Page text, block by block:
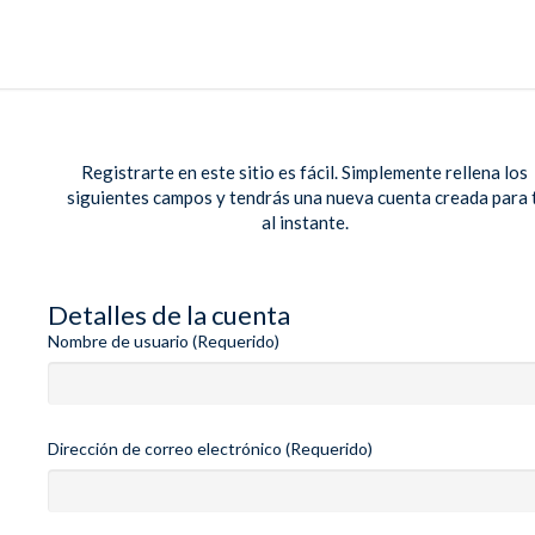
Registrarte en este sitio es fácil. Simplemente rellena los
siguientes campos y tendrás una nueva cuenta creada para
al instante.
Detalles de la cuenta
Nombre de usuario (Requerido)
Dirección de correo electrónico (Requerido)